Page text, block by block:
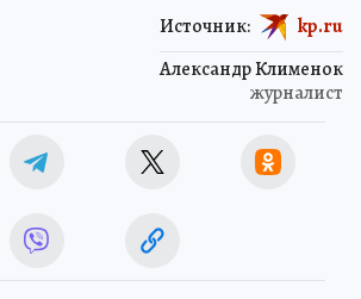
Александр Клименок
журналист
Источник: kp.ru